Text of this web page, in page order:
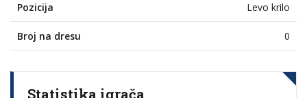
Pozicija Levo krilo
Broj na dresu 0
Statistika igrača